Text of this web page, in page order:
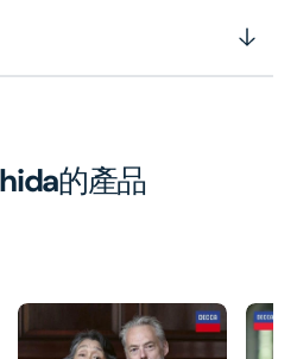
的產品